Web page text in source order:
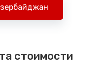
стоимости